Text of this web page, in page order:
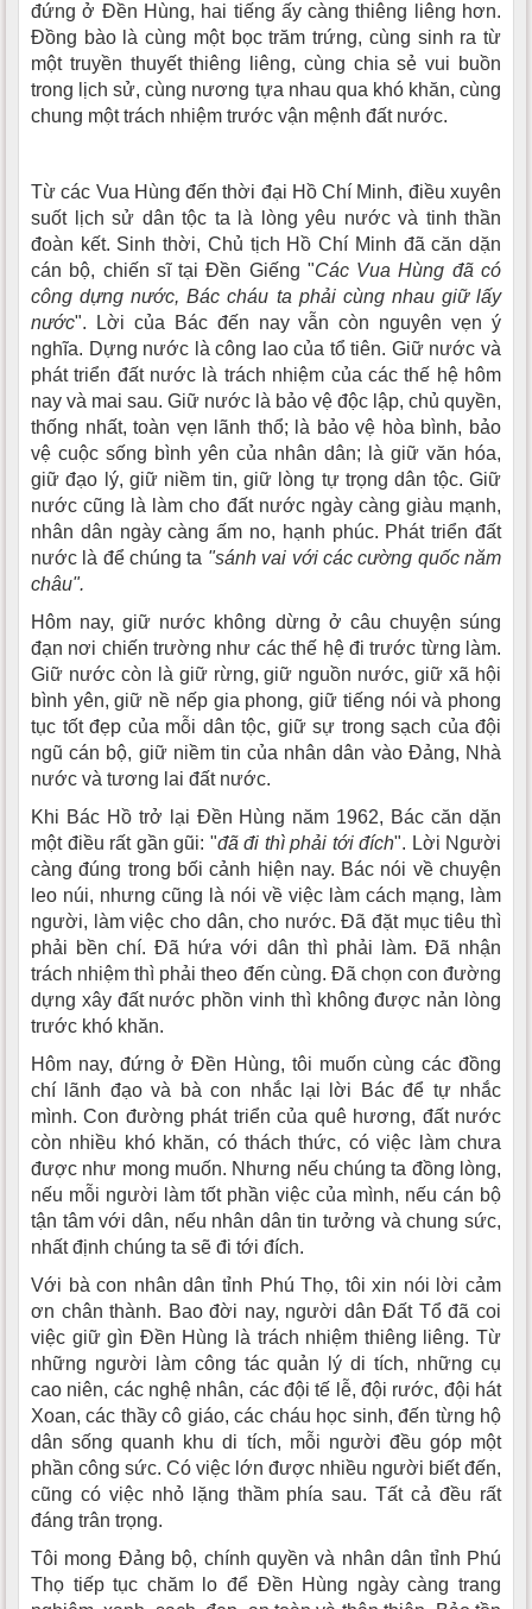
đứng ở Đền Hùng, hai tiếng ấy càng thiêng liêng hơn.
Đồng bào là cùng một bọc trăm trứng, cùng sinh ra từ
một truyền thuyết thiêng liêng, cùng chia sẻ vui buồn
trong lịch sử, cùng nương tựa nhau qua khó khăn, cùng
chung một trách nhiệm trước vận mệnh đất nước.
Từ các Vua Hùng đến thời đại Hồ Chí Minh, điều xuyên
suốt lịch sử dân tộc ta là lòng yêu nước và tinh thần
đoàn kết. Sinh thời, Chủ tịch Hồ Chí Minh đã căn dặn
cán bộ, chiến sĩ tại Đền Giếng "Các Vua Hùng đã có
công dựng nước, Bác cháu ta phải cùng nhau giữ lấy
nước". Lời của Bác đến nay vẫn còn nguyên vẹn ý
nghĩa. Dựng nước là công lao của tổ tiên. Giữ nước và
phát triển đất nước là trách nhiệm của các thế hệ hôm
nay và mai sau. Giữ nước là bảo vệ độc lập, chủ quyền,
thống nhất, toàn vẹn lãnh thổ; là bảo vệ hòa bình, bảo
vệ cuộc sống bình yên của nhân dân; là giữ văn hóa,
giữ đạo lý, giữ niềm tin, giữ lòng tự trọng dân tộc. Giữ
nước cũng là làm cho đất nước ngày càng giàu mạnh,
nhân dân ngày càng ấm no, hạnh phúc. Phát triển đất
nước là để chúng ta "sánh vai với các cường quốc năm
châu".
Hôm nay, giữ nước không dừng ở câu chuyện súng
đạn nơi chiến trường như các thế hệ đi trước từng làm.
Giữ nước còn là giữ rừng, giữ nguồn nước, giữ xã hội
bình yên, giữ nề nếp gia phong, giữ tiếng nói và phong
tục tốt đẹp của mỗi dân tộc, giữ sự trong sạch của đội
ngũ cán bộ, giữ niềm tin của nhân dân vào Đảng, Nhà
nước và tương lai đất nước.
Khi Bác Hồ trở lại Đền Hùng năm 1962, Bác căn dặn
một điều rất gần gũi: "đã đi thì phải tới đích". Lời Người
càng đúng trong bối cảnh hiện nay. Bác nói về chuyện
leo núi, nhưng cũng là nói về việc làm cách mạng, làm
người, làm việc cho dân, cho nước. Đã đặt mục tiêu thì
phải bền chí. Đã hứa với dân thì phải làm. Đã nhận
trách nhiệm thì phải theo đến cùng. Đã chọn con đường
dựng xây đất nước phồn vinh thì không được nản lòng
trước khó khăn.
Hôm nay, đứng ở Đền Hùng, tôi muốn cùng các đồng
chí lãnh đạo và bà con nhắc lại lời Bác để tự nhắc
mình. Con đường phát triển của quê hương, đất nước
còn nhiều khó khăn, có thách thức, có việc làm chưa
được như mong muốn. Nhưng nếu chúng ta đồng lòng,
nếu mỗi người làm tốt phần việc của mình, nếu cán bộ
tận tâm với dân, nếu nhân dân tin tưởng và chung sức,
nhất định chúng ta sẽ đi tới đích.
Với bà con nhân dân tỉnh Phú Thọ, tôi xin nói lời cảm
ơn chân thành. Bao đời nay, người dân Đất Tổ đã coi
việc giữ gìn Đền Hùng là trách nhiệm thiêng liêng. Từ
những người làm công tác quản lý di tích, những cụ
cao niên, các nghệ nhân, các đội tế lễ, đội rước, đội hát
Xoan, các thầy cô giáo, các cháu học sinh, đến từng hộ
dân sống quanh khu di tích, mỗi người đều góp một
phần công sức. Có việc lớn được nhiều người biết đến,
cũng có việc nhỏ lặng thầm phía sau. Tất cả đều rất
đáng trân trọng.
Tôi mong Đảng bộ, chính quyền và nhân dân tỉnh Phú
Thọ tiếp tục chăm lo để Đền Hùng ngày càng trang